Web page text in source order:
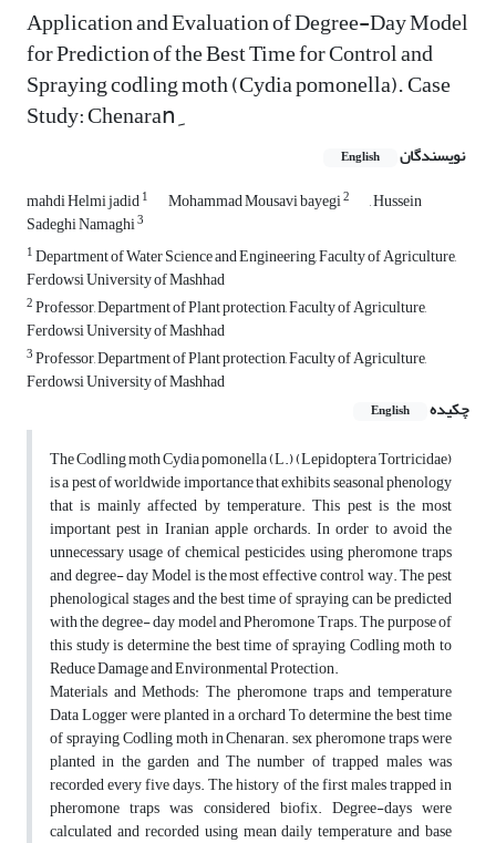
Application and Evaluation of Degree-Day Model
for Prediction of the Best Time for Control and
Spraying codling moth (Cydia pomonella). Case
Study: Chenaranِ
نویسندگان English
mahdi Helmi jadid1 Mohammad Mousavi bayegi2 , Hussein
Sadeghi Namaghi3
1Department of Water Science and Engineering, Faculty of Agriculture,
Ferdowsi University of Mashhad
2Professor, Department of Plant protection, Faculty of Agriculture,
Ferdowsi University of Mashhad
3Professor, Department of Plant protection, Faculty of Agriculture,
Ferdowsi University of Mashhad
چکیده
English
The Codling moth Cydia pomonella (L.) (Lepidoptera Tortricidae)
is a pest of worldwide importance that exhibits seasonal phenology
that is mainly affected by temperature. This pest is the most
important pest in Iranian apple orchards. In order to avoid the
unnecessary usage of chemical pesticides, using pheromone traps
and degree- day Model is the most effective control way. The pest
phenological stages and the best time of spraying can be predicted
with the degree- day model and Pheromone Traps. The purpose of
this study is determine the best time of spraying Codling moth to
Reduce Damage and Environmental Protection.
Materials and Methods: The pheromone traps and temperature
Data Logger were planted in a orchard To determine the best time
of spraying Codling moth in Chenaran. sex pheromone traps were
planted in the garden and The number of trapped males was
recorded every five days. The history of the first males trapped in
pheromone traps was considered biofix. Degree-days were
calculated and recorded using mean daily temperature and base